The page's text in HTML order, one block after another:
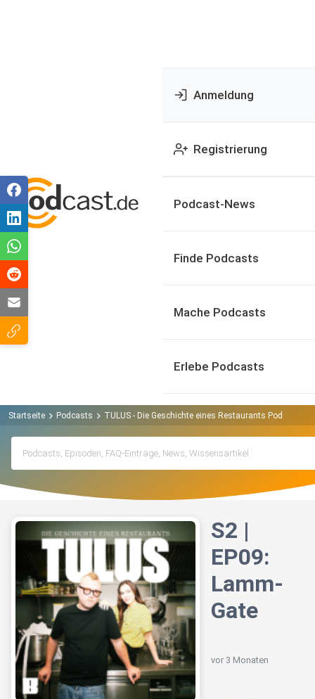
Anmeldung
Registrierung
Podcast-News
Finde Podcasts
Mache Podcasts
Erlebe Podcasts
Startseite Podcasts TULUS - Die Geschichte eines Restaurants Podcast
S2 |
EP09:
Lamm-
Gate
vor 3 Monaten